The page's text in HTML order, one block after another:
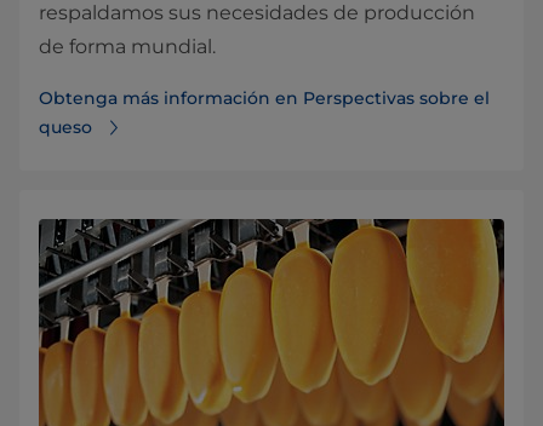
respaldamos sus necesidades de producción
de forma mundial.
Obtenga más información en Perspectivas sobre el
queso